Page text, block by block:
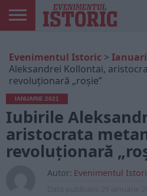
ONLINE
EDIȚII
TIPĂRITE
ISTORIC
PLAY
CONTUL
MEU
Evenimentul Istoric >
Aleksandrei Kollontai,
revoluționară „roșie”
IANUARIE 2021
Iubirile
aristocrata
revoluționară
Autor: Evenimentul